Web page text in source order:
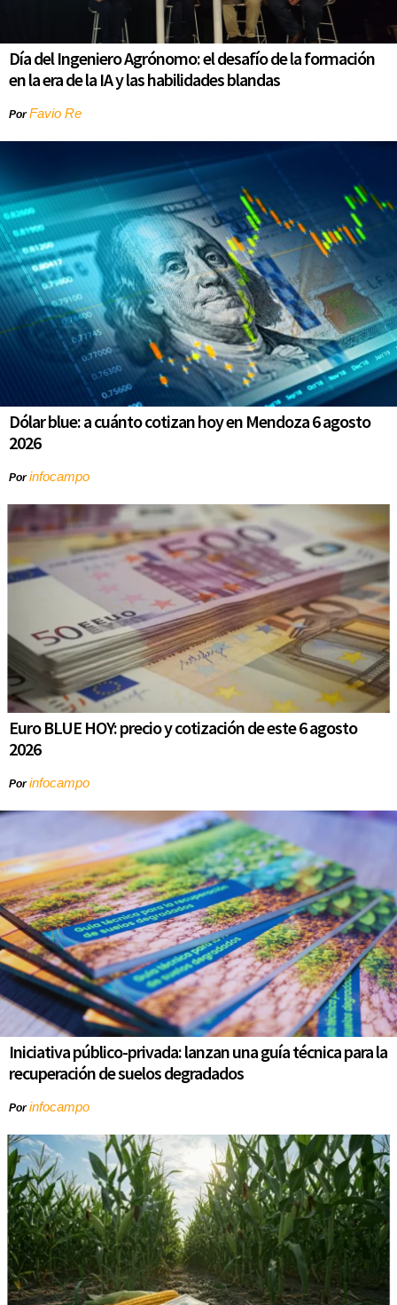
Día del Ingeniero Agrónomo: el desafío de la formación
en la era de la IA y las habilidades blandas
PorFavio Re
Dólar blue: a cuánto cotizan hoy en Mendoza 6 agosto
2026
Porinfocampo
Euro BLUE HOY: precio y cotización de este 6 agosto
2026
Porinfocampo
Iniciativa público-privada: lanzan una guía técnica para la
recuperación de suelos degradados
Porinfocampo